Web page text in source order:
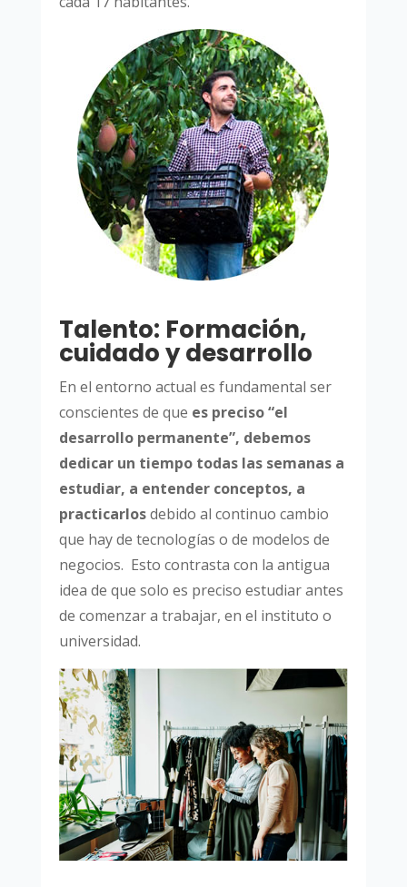
Talento: Formación,
cuidado y desarrollo
En el entorno actual es fundamental ser
conscientes de que es preciso “el
desarrollo permanente”, debemos
dedicar un tiempo todas las semanas a
estudiar, a entender conceptos, a
practicarlosdebido al continuo cambio
que hay de tecnologías o de modelos de
negocios. Esto contrasta con la antigua
idea de que solo es preciso estudiar antes
de comenzar a trabajar, en el instituto o
universidad.